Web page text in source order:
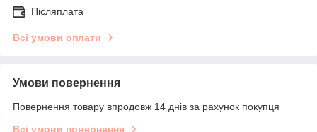
Післяплата
Всі умови оплати
Умови повернення
Повернення товару впродовж 14 днів за рахунок покупця
Всі умови повернення